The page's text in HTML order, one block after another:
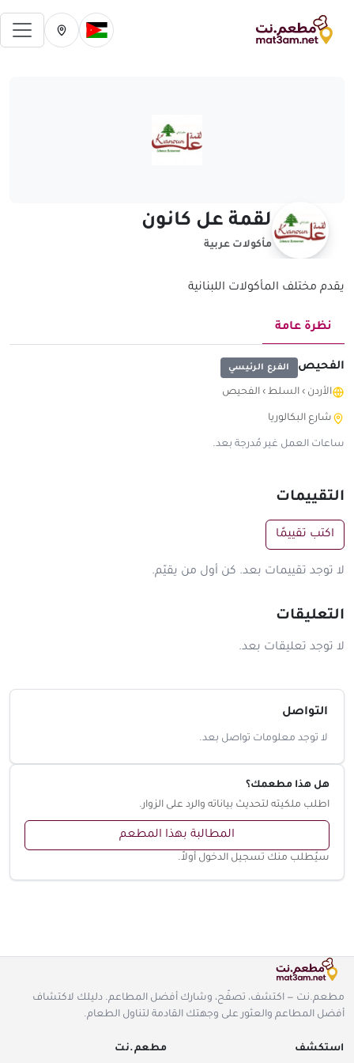
تغيير الدولة الحالية
تغيير المدينة
لقمة عل كانون
مأكولات عربية
يقدم مختلف المأكولات اللبنانية
نظرة عامة
الفحيص الفرع الرئيسي
الأردن › السلط › الفحيص
شارع البكالوريا
ساعات العمل غير مُدرجة بعد.
التقييمات
اكتب تقييمًا
لا توجد تقييمات بعد. كن أول من يقيّم.
التعليقات
لا توجد تعليقات بعد.
التواصل
لا توجد معلومات تواصل بعد.
هل هذا مطعمك؟
اطلب ملكيته لتحديث بياناته والرد على الزوار.
المطالبة بهذا المطعم
سيُطلب منك تسجيل الدخول أولاً.
مطعم.نت — اكتشف، تصفّح، وشارك أفضل المطاعم. دليلك لاكتشاف
أفضل المطاعم والعثور على وجهتك القادمة لتناول الطعام.
استكشف مطعم.نت